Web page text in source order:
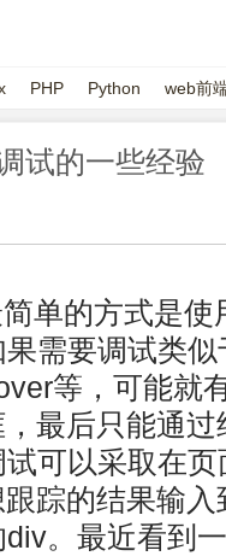
PHP Python web前
试的一些经验
单的方式是
需要调试类
等，可能就
最后只能通
可以采取在
踪的结果输
。最近看到